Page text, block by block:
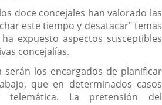
doce concejales han valorado las
este tiempo y desatacar" temas
expuesto aspectos susceptibles
concejalías.
serán los encargados de planificar
que en determinados casos
La pretensión del